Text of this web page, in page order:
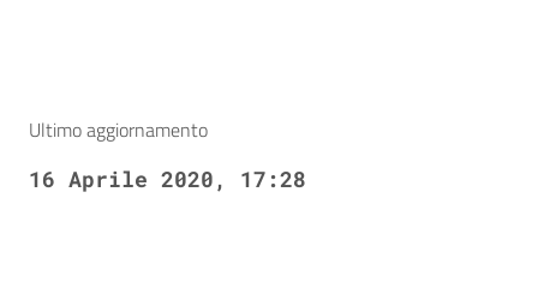
Ultimo aggiornamento
16 Aprile 2020, 17:28